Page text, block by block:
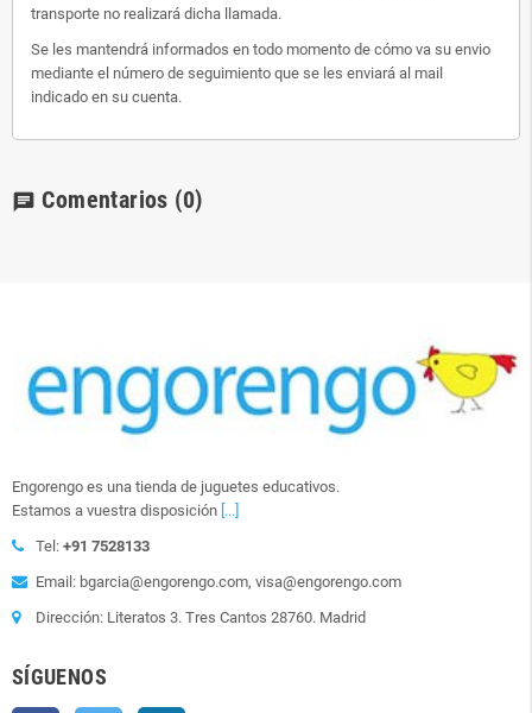
transporte no realizará dicha llamada.
Se les mantendrá informados en todo momento de cómo va su envio
mediante el número de seguimiento que se les enviará al mail
indicado en su cuenta.
chat Comentarios (0)
Engorengo es una tienda de juguetes educativos.
Estamos a vuestra disposición [...]
Tel: +91 7528133
Email: bgarcia@engorengo.com, visa@engorengo.com
Dirección: Literatos 3. Tres Cantos 28760. Madrid
SÍGUENOS